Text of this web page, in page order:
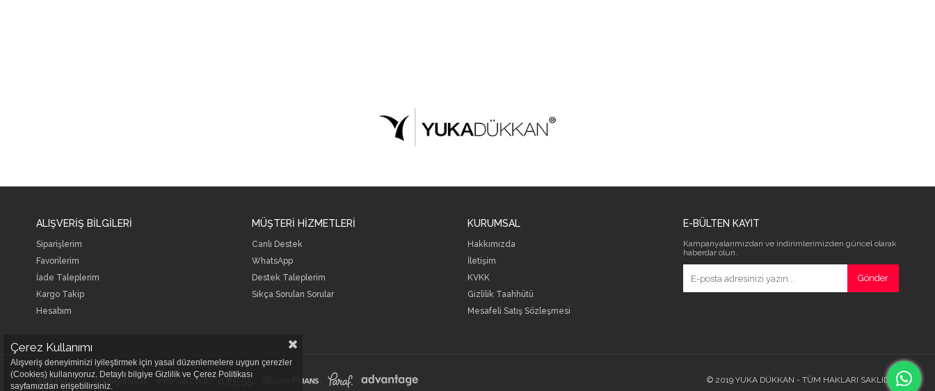
ALIŞVERİŞ BİLGİLERİ
Siparişlerim
Favorilerim
İade Taleplerim
Kargo Takip
Hesabım
MÜŞTERİ HİZMETLERİ
Canlı Destek
WhatsApp
Destek Taleplerim
Sıkça Sorulan Sorular
KURUMSAL
Hakkımızda
İletişim
KVKK
Gizlilik Taahhütü
Mesafeli Satış Sözleşmesi
E-BÜLTEN KAYIT
Kampanyalarımızdan ve indirimlerimizden güncel olarak
haberdar olun.
Gönder
© 2019 YUKA DÜKKAN - TÜM HAKLARI SAKLIDIR.
Çerez Kullanımı
Alışveriş deneyiminizi iyileştirmek için yasal düzenlemelere uygun çerezler
(Cookies) kullanıyoruz. Detaylı bilgiye Gizlilik ve Çerez Politikası
sayfamızdan erişebilirsiniz.